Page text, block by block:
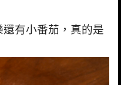
有小番茄，真的是